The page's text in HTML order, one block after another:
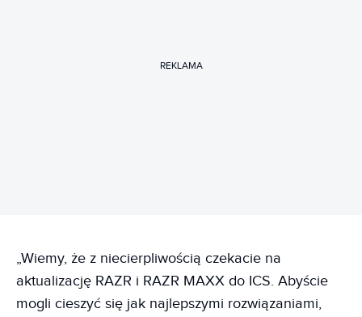
REKLAMA
„Wiemy, że z niecierpliwością czekacie na
aktualizację RAZR i RAZR MAXX do ICS. Abyście
mogli cieszyć się jak najlepszymi rozwiązaniami,